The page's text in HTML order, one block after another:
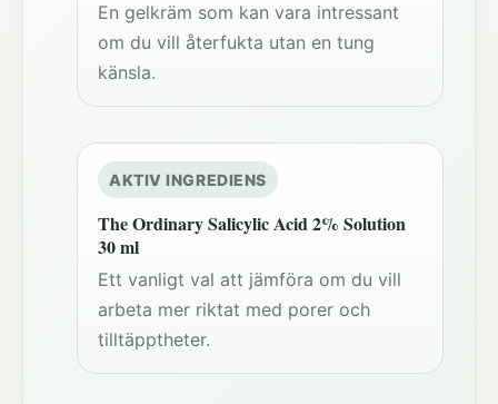
En gelkräm som kan vara intressant
om du vill återfukta utan en tung
känsla.
AKTIV INGREDIENS
The Ordinary Salicylic Acid 2% Solution
30 ml
Ett vanligt val att jämföra om du vill
arbeta mer riktat med porer och
tilltäpptheter.